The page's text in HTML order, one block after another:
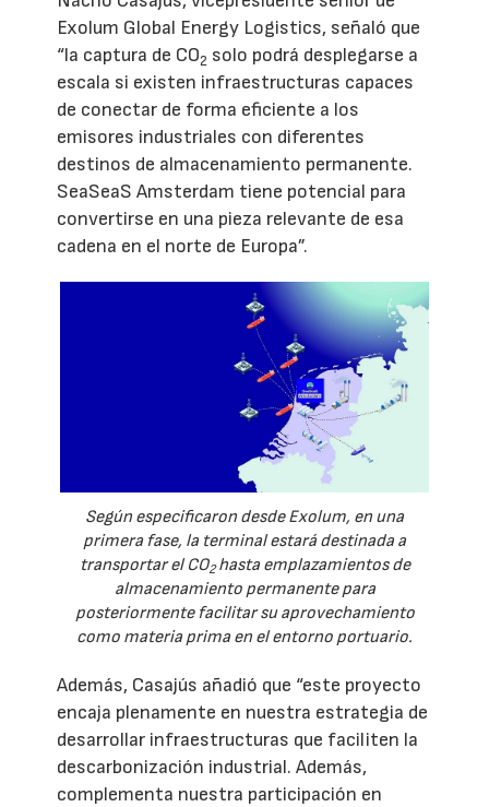
Exolum Global Energy Logistics, señaló que
“la captura de CO2 solo podrá desplegarse a
escala si existen infraestructuras capaces
de conectar de forma eficiente a los
emisores industriales con diferentes
destinos de almacenamiento permanente.
SeaSeaS Amsterdam tiene potencial para
convertirse en una pieza relevante de esa
cadena en el norte de Europa”.
Según especificaron desde Exolum, en una
primera fase, la terminal estará destinada a
transportar el CO2hasta emplazamientos de
almacenamiento permanente para
posteriormente facilitar su aprovechamiento
como materia prima en el entorno portuario.
Además, Casajús añadió que “este proyecto
encaja plenamente en nuestra estrategia de
desarrollar infraestructuras que faciliten la
descarbonización industrial. Además,
complementa nuestra participación en